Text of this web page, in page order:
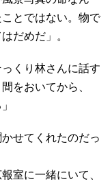
とではない。物で
だめだ」。
くり林さんに話す
をおいてから、
せてくれたのだっ
室に一緒にいて、